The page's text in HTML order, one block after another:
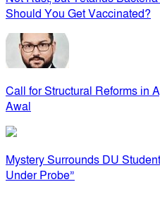
Should You Get Vaccinated?
Call for Structural Reforms in
Awal
Mystery Surrounds DU
Under Probe”